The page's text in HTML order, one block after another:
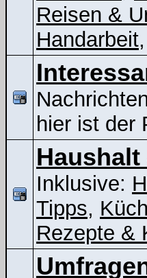
Reisen &
Handarbeit,
hier ist der
Inklusive:
Tipps,
Rezepte &